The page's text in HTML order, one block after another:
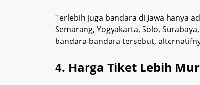
Terlebih juga bandara di Jawa hanya
Semarang, Yogyakarta, Solo,
bandara-bandara tersebut,
4. Harga Tiket Lebih